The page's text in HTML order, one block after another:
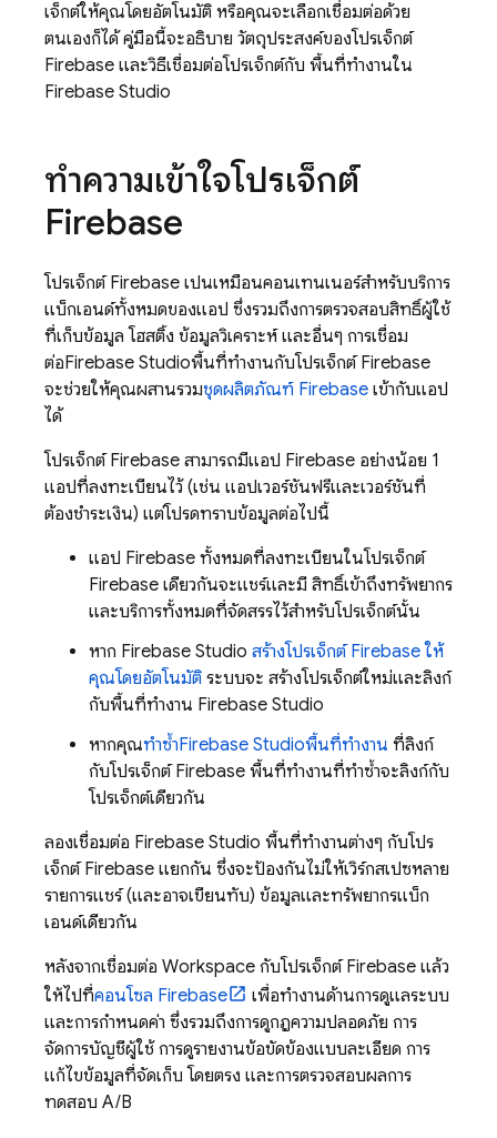
เจ็กต์ให้คุณโดยอัตโนมัติ หรือคุณจะเลือกเชื่อมต่อด้วย
ตนเองก็ได้ คู่มือนี้จะอธิบาย วัตถุประสงค์ของโปรเจ็กต์
Firebase และวิธีเชื่อมต่อโปรเจ็กต์กับ พื้นที่ทํางานใน
Firebase Studio
ทําความเข้าใจโปรเจ็กต์
Firebase
โปรเจ็กต์ Firebase เป็นเหมือนคอนเทนเนอร์สำหรับบริการ
แบ็กเอนด์ทั้งหมดของแอป ซึ่งรวมถึงการตรวจสอบสิทธิ์ผู้ใช้
ที่เก็บข้อมูล โฮสติ้ง ข้อมูลวิเคราะห์ และอื่นๆ การเชื่อม
ต่อFirebase Studioพื้นที่ทํางานกับโปรเจ็กต์ Firebase
จะช่วยให้คุณผสานรวมชุดผลิตภัณฑ์ Firebase เข้ากับแอป
ได้
โปรเจ็กต์ Firebase สามารถมีแอป Firebase อย่างน้อย 1
แอปที่ลงทะเบียนไว้ (เช่น แอปเวอร์ชันฟรีและเวอร์ชันที่
ต้องชำระเงิน) แต่โปรดทราบข้อมูลต่อไปนี้
แอป Firebase ทั้งหมดที่ลงทะเบียนในโปรเจ็กต์
Firebase เดียวกันจะแชร์และมี สิทธิ์เข้าถึงทรัพยากร
และบริการทั้งหมดที่จัดสรรไว้สำหรับโปรเจ็กต์นั้น
หาก Firebase Studio สร้างโปรเจ็กต์ Firebase ให้
คุณโดยอัตโนมัติ ระบบจะ สร้างโปรเจ็กต์ใหม่และลิงก์
กับพื้นที่ทํางาน Firebase Studio
หากคุณทำซ้ำFirebase Studioพื้นที่ทำงาน ที่ลิงก์
กับโปรเจ็กต์ Firebase พื้นที่ทำงานที่ทำซ้ำจะลิงก์กับ
โปรเจ็กต์เดียวกัน
ลองเชื่อมต่อ Firebase Studio พื้นที่ทำงานต่างๆ กับโปร
เจ็กต์ Firebase แยกกัน ซึ่งจะป้องกันไม่ให้เวิร์กสเปซหลาย
รายการแชร์ (และอาจเขียนทับ) ข้อมูลและทรัพยากรแบ็ก
เอนด์เดียวกัน
หลังจากเชื่อมต่อ Workspace กับโปรเจ็กต์ Firebase แล้ว
ให้ไปที่คอนโซล Firebase
เพื่อทํางานด้านการดูแลระบบ
และการกําหนดค่า ซึ่งรวมถึงการดูกฎความปลอดภัย การ
จัดการบัญชีผู้ใช้ การดูรายงานข้อขัดข้องแบบละเอียด การ
แก้ไขข้อมูลที่จัดเก็บ โดยตรง และการตรวจสอบผลการ
ทดสอบ A/B